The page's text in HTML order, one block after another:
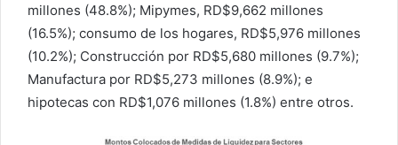
millones (48.8%); Mipymes, RD$9,662 millones
(16.5%); consumo de los hogares, RD$5,976 millones
(10.2%); Construcción por RD$5,680 millones (9.7%);
Manufactura por RD$5,273 millones (8.9%); e
hipotecas con RD$1,076 millones (1.8%) entre otros.